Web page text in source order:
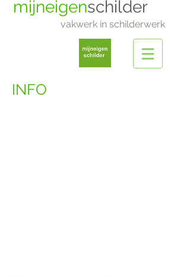
mijneigenschilder
vakwerk in schilderwerk
INFO